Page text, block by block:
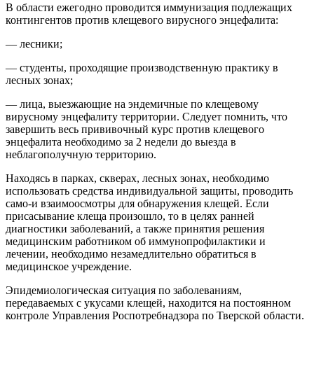
В области ежегодно проводится иммунизация подлежащих
контингентов против клещевого вирусного энцефалита:
— лесники;
— студенты, проходящие производственную практику в
лесных зонах;
— лица, выезжающие на эндемичные по клещевому
вирусному энцефалиту территории. Следует помнить, что
завершить весь прививочный курс против клещевого
энцефалита необходимо за 2 недели до выезда в
неблагополучную территорию.
Находясь в парках, скверах, лесных зонах, необходимо
использовать средства индивидуальной защиты, проводить
само-и взаимоосмотры для обнаружения клещей. Если
присасывание клеща произошло, то в целях ранней
диагностики заболеваний, а также принятия решения
медицинским работником об иммунопрофилактики и
лечении, необходимо незамедлительно обратиться в
медицинское учреждение.
Эпидемиологическая ситуация по заболеваниям,
передаваемых с укусами клещей, находится на постоянном
контроле Управления Роспотребнадзора по Тверской области.